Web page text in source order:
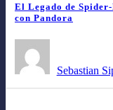
El Legado de
con Pandora
Sebastian